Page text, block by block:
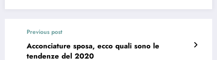
Previous post
Acconciature sposa, ecco quali sono le
tendenze del 2020